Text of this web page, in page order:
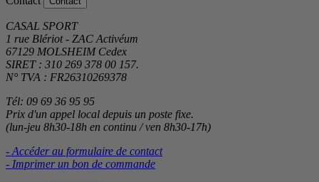
CASAL SPORT
1 rue Blériot - ZAC Activéum
67129 MOLSHEIM Cedex
SIRET : 310 269 378 00 157.
N° TVA : FR26310269378
Tél: 09 69 36 95 95
Prix d'un appel local depuis un poste fixe.
(lun-jeu 8h30-18h en continu / ven 8h30-17h)
- Accéder au formulaire de contact
- Imprimer un bon de commande